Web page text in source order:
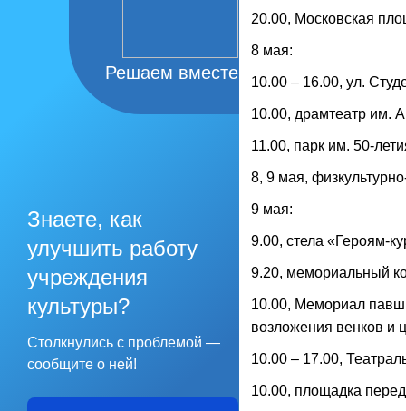
Решаем вместе
Знаете, как
улучшить работу
учреждения
культуры?
Столкнулись с проблемой —
сообщите о ней!
20.00, Московская
8 мая:
10.00 – 16.00, ул.
10.00, драмтеатр им.
11.00, парк им. 50-
8, 9 мая,
9 мая:
9.00, стела «Героям-
9.20, мемориальный
10.00, Мемориал
возложения венков и
10.00 – 17.00,
10.00, площадка